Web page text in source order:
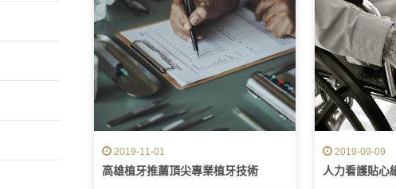
2019-11-01
高雄植牙推薦頂尖專業植牙技術
2019-09-09